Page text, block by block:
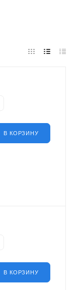
В КОРЗИНУ
В КОРЗИНУ